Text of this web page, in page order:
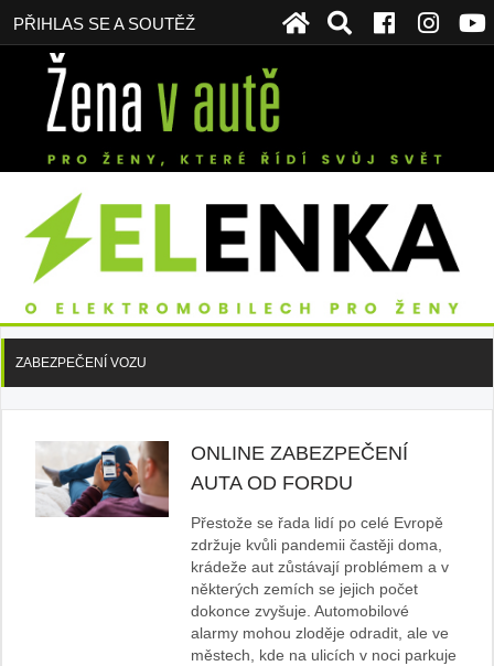
PŘIHLAS SE A SOUTĚŽ
ZABEZPEČENÍ VOZU
ONLINE ZABEZPEČENÍ
AUTA OD FORDU
Přestože se řada lidí po celé Evropě
zdržuje kvůli pandemii častěji doma,
krádeže aut zůstávají problémem a v
některých zemích se jejich počet
dokonce zvyšuje. Automobilové
alarmy mohou zloděje odradit, ale ve
městech, kde na ulicích v noci parkuje